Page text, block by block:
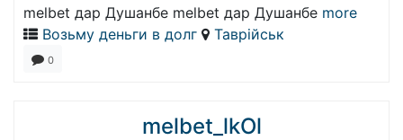
melbet дар Душанбе melbet дар Душанбе more
Возьму деньги в долг
Таврійськ
0
melbet_lkOl